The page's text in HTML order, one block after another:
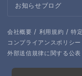
お知らせブログ
会社概要 / 利用規約 / 特
コンプライアンスポリシー
外部送信規律に関する公表